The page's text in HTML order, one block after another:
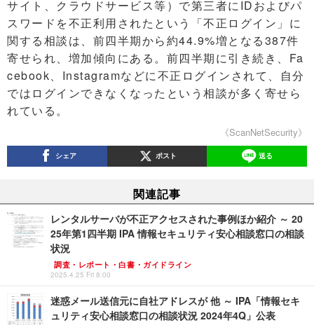
サイト、クラウドサービス等）で第三者にIDおよびパ
スワードを不正利用されたという「不正ログイン」に
関する相談は、前四半期から約44.9%増となる387件
寄せられ、増加傾向にある。前四半期に引き続き、Fa
cebook、Instagramなどに不正ログインされて、自分
ではログインできなくなったという相談が多く寄せら
れている。
《ScanNetSecurity》
シェア ポスト 送る
関連記事
レンタルサーバが不正アクセスされた事例ほか紹介 ～ 20
25年第1四半期 IPA 情報セキュリティ安心相談窓口の相談
状況
調査・レポート・白書・ガイドライン
2025.4.25 Fri 8:00
迷惑メール送信元に自社アドレスが 他 ～ IPA「情報セキ
ュリティ安心相談窓口の相談状況 2024年4Q」公表